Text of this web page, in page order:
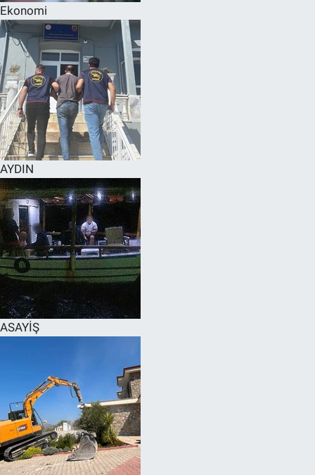
Ekonomi
AYDIN
ASAYİŞ